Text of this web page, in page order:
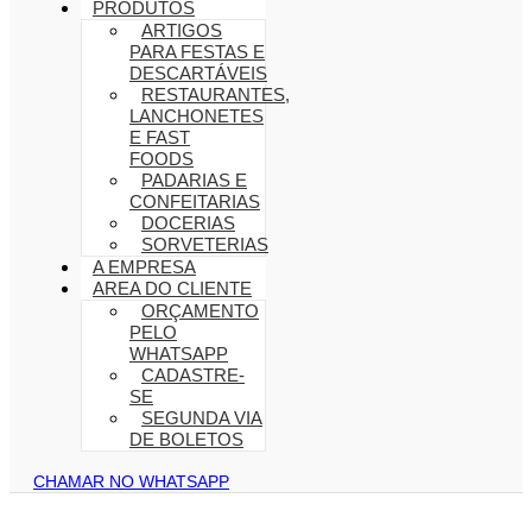
PRODUTOS
ARTIGOS
PARA FESTAS E
DESCARTÁVEIS
RESTAURANTES,
LANCHONETES
E FAST
FOODS
PADARIAS E
CONFEITARIAS
DOCERIAS
SORVETERIAS
A EMPRESA
AREA DO CLIENTE
ORÇAMENTO
PELO
WHATSAPP
CADASTRE-
SE
SEGUNDA VIA
DE BOLETOS
CHAMAR NO WHATSAPP